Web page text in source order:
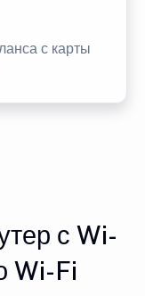
с карты
с Wi-
Wi-Fi